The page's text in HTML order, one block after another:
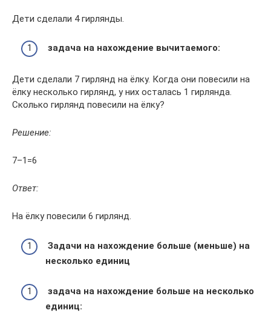
Дети сделали 4 гирлянды.
задача на нахождение вычитаемого:
Дети сделали 7 гирлянд на ёлку. Когда они повесили на
ёлку несколько гирлянд, у них осталась 1 гирлянда.
Сколько гирлянд повесили на ёлку?
Решение:
7–1=6
Ответ:
На ёлку повесили 6 гирлянд.
Задачи на нахождение больше (меньше) на
несколько единиц
задача на нахождение больше на несколько
единиц: